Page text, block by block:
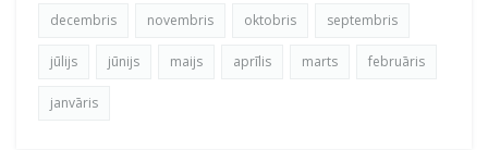
decembris novembris oktobris septembris
jūlijs jūnijs maijs aprīlis marts februāris
janvāris